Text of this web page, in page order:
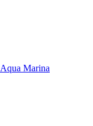
Aqua Marina